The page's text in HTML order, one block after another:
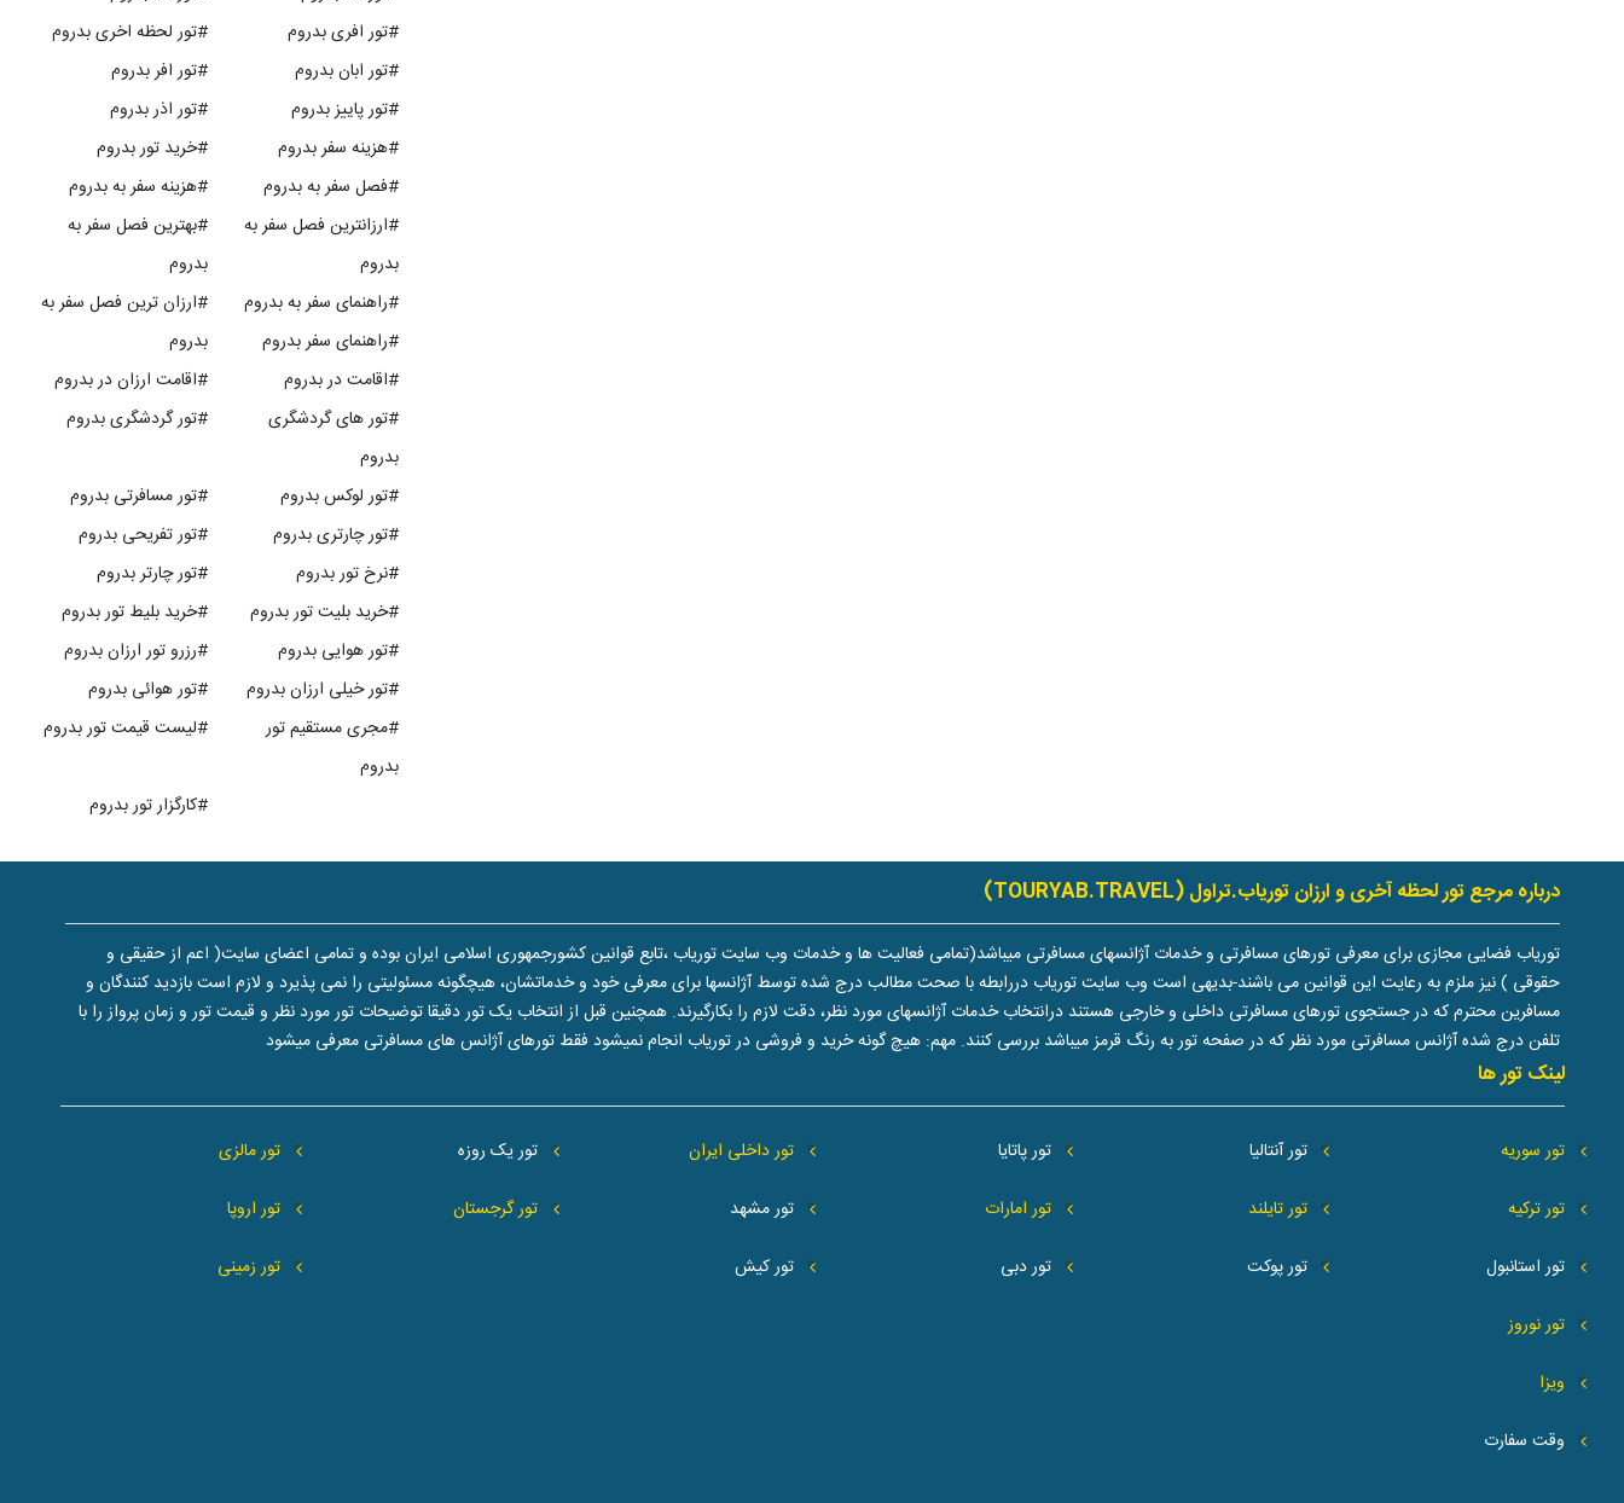
#تور لحظه اخری بدروم
#تور افری بدروم
#تور افر بدروم
#تور ابان بدروم
#تور اذر بدروم
#تور پاییز بدروم
#خرید تور بدروم
#هزینه سفر بدروم
#هزینه سفر به بدروم
#فصل سفر به بدروم
#بهترین فصل سفر به
بدروم
#ارزانترین فصل سفر به
بدروم
#ارزان ترین فصل سفر به
بدروم
#راهنمای سفر به بدروم
#راهنمای سفر بدروم
#اقامت ارزان در بدروم
#اقامت در بدروم
#تور گردشگری بدروم
#تور های گردشگری
بدروم
#تور مسافرتی بدروم
#تور لوکس بدروم
#تور تفریحی بدروم
#تور چارتری بدروم
#تور چارتر بدروم
#نرخ تور بدروم
#خرید بلیط تور بدروم
#خرید بلیت تور بدروم
#رزرو تور ارزان بدروم
#تور هوایی بدروم
#تور هوائی بدروم
#تور خیلی ارزان بدروم
#لیست قیمت تور بدروم
#مجری مستقیم تور
بدروم
#کارگزار تور بدروم
درباره مرجع تور لحظه آخری و ارزان توریاب.تراول (TOURYAB.TRAVEL)
توریاب فضایی مجازی برای معرفی تورهای مسافرتی و خدمات آژانسهای مسافرتی میباشد(تمامی فعالیت ها و خدمات وب سایت توریاب ،تابع قوانین کشورجمهوری اسلامی ایران بوده و تمامی اعضای سایت( اعم از حقیقی و
حقوقی ) نیز ملزم به رعایت این قوانین می باشند-بدیهی است وب سایت توریاب دررابطه با صحت مطالب درج شده توسط آژانسها برای معرفی خود و خدماتشان، هیچگونه مسئولیتی را نمی پذیرد و لازم است بازدید کنندگان و
مسافرین محترم که در جستجوی تورهای مسافرتی داخلی و خارجی هستند درانتخاب خدمات آژانسهای مورد نظر، دقت لازم را بکارگیرند. همچنین قبل از انتخاب یک تور دقیقا توضیحات تور مورد نظر و قیمت تور و زمان پرواز را با
تلفن درج شده آژانس مسافرتی مورد نظر که در صفحه تور به رنگ قرمز میباشد بررسی کنند. مهم: هیچ گونه خرید و فروشی در توریاب انجام نمیشود فقط تورهای آژانس های مسافرتی معرفی میشود
لینک تور ها
تور سوریه
تور ترکیه
تور استانبول
تور آنتالیا
تور تایلند
تور پوکت
تور پاتایا
تور امارات
تور دبی
تور داخلی ایران
تور مشهد
تور کیش
تور یک روزه
تور گرجستان
تور مالزی
تور اروپا
تور زمینی
تور نوروز
ویزا
وقت سفارت